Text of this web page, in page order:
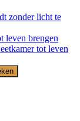
zonder licht te
leven brengen
tot leven